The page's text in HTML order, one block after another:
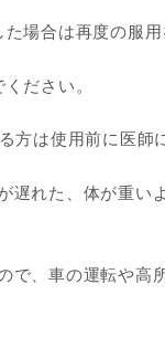
場合は再度の服
ださい。
方は使用前に医師
遅れた、体が重い
で、車の運転や高